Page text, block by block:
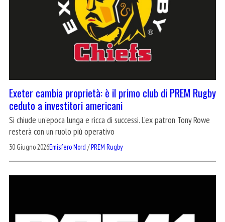
Exeter cambia proprietà: è il primo club di PREM Rugby
ceduto a investitori americani
Si chiude un'epoca lunga e ricca di successi. L'ex patron Tony Rowe
resterà con un ruolo più operativo
30 Giugno 2026Emisfero Nord /PREM Rugby